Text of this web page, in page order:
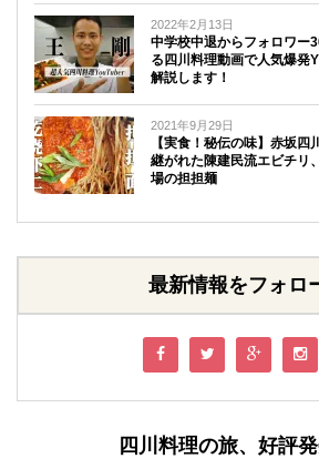
2022年2月13日
中学校中退からフォロワー
る四川料理動画で人気爆発
解説します！
2021年9月29日
【実食！秘伝の味】赤坂
継がれた陳建民流エビチリ
場の担担麺
最新情報をフォロ
四川料理の旅、好評発